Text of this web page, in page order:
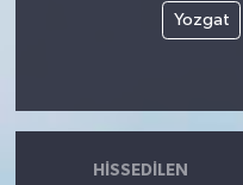
Yozgat
HISSEDILEN